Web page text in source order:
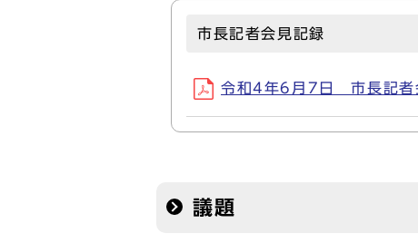
市長記者会見記録
令和4年6月7日 市長記
議題